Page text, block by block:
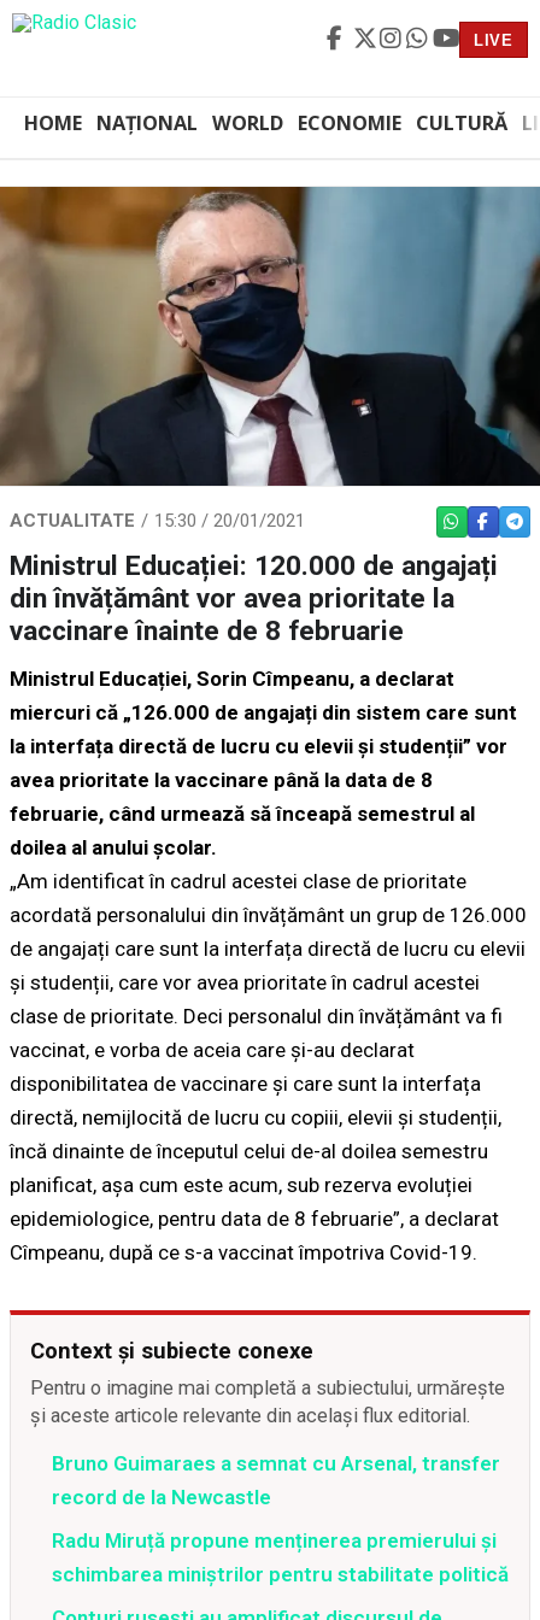
LIVE
HOME NAȚIONAL WORLD ECONOMIE CULTURĂ
ACTUALITATE 15:30 / 20/01/2021 WHATSAPP
Ministrul Educației: 120.000 de angajați
din învățământ vor avea prioritate la
vaccinare înainte de 8 februarie
​Ministrul Educației, Sorin Cîmpeanu, a declarat
miercuri că „126.000 de angajați din sistem care sunt
la interfața directă de lucru cu elevii și studenții” vor
avea prioritate la vaccinare până la data de 8
februarie, când urmează să înceapă semestrul al
doilea al anului școlar.
„Am identificat în cadrul acestei clase de prioritate
acordată personalului din învățământ un grup de 126.000
de angajați care sunt la interfața directă de lucru cu elevii
și studenții, care vor avea prioritate în cadrul acestei
clase de prioritate. Deci personalul din învățământ va fi
vaccinat, e vorba de aceia care și-au declarat
disponibilitatea de vaccinare și care sunt la interfața
directă, nemijlocită de lucru cu copiii, elevii și studenții,
încă dinainte de începutul celui de-al doilea semestru
planificat, așa cum este acum, sub rezerva evoluției
epidemiologice, pentru data de 8 februarie”, a declarat
Cîmpeanu, după ce s-a vaccinat împotriva Covid-19.
Context și subiecte conexe
Pentru o imagine mai completă a subiectului, urmărește
și aceste articole relevante din același flux editorial.
Bruno Guimaraes a semnat cu Arsenal, transfer
record de la Newcastle
Radu Miruță propune menținerea premierului și
schimbarea miniștrilor pentru stabilitate politică